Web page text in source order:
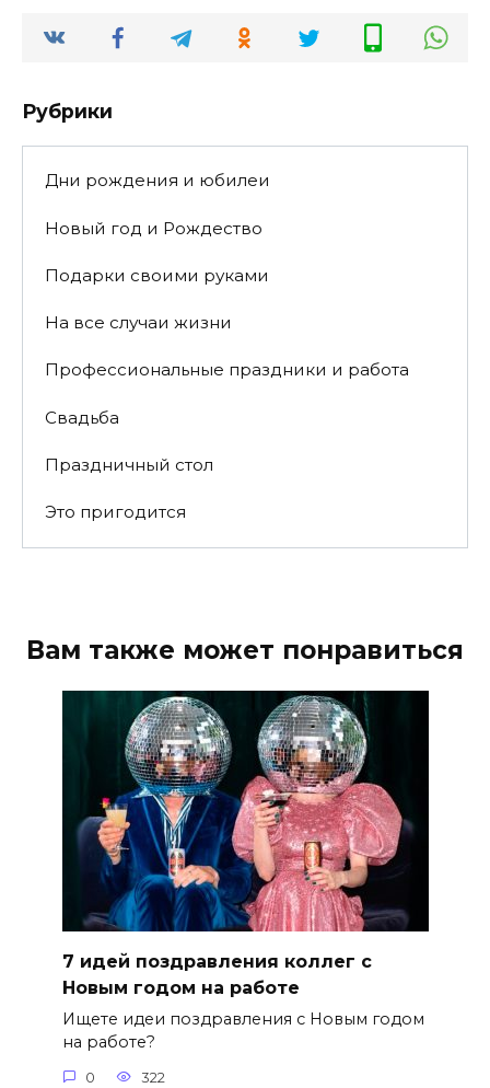
Рубрики
Дни рождения и юбилеи
Новый год и Рождество
Подарки своими руками
На все случаи жизни
Профессиональные праздники и работа
Свадьба
Праздничный стол
Это пригодится
Вам также может понравиться
7 идей поздравления коллег с
Новым годом на работе
Ищете идеи поздравления с Новым годом
на работе?
0 322